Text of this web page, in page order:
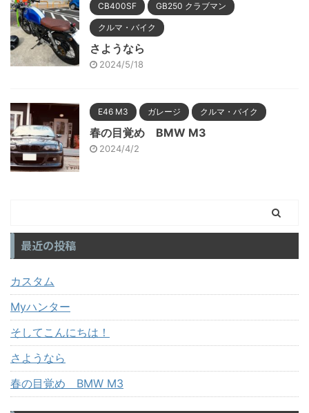
CB400SF GB250 クラブマン
クルマ・バイク
さようなら
2024/5/18
E46 M3 ガレージ クルマ・バイク
春の目覚め BMW M3
2024/4/2
最近の投稿
カスタム
Myハンター
そしてこんにちは！
さようなら
春の目覚め BMW M3